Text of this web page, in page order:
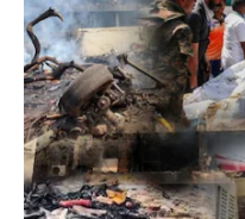
राजनीति
क्राइम
भारत
बॉलीवुड